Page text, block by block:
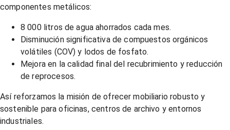
componentes metálicos:
8 000 litros de agua ahorrados cada mes.
Disminución significativa de compuestos orgánicos
volátiles (COV) y lodos de fosfato.
Mejora en la calidad final del recubrimiento y reducción
de reprocesos.
Así reforzamos la misión de ofrecer mobiliario robusto y
sostenible para oficinas, centros de archivo y entornos
industriales.